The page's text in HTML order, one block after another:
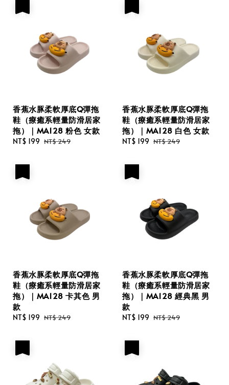
香蕉水豚柔軟厚底Q彈拖
鞋（療癒系輕量防滑居家
拖）｜MA128 粉色 女款
Sale
NT$ 199 Regular
NT$ 249
香蕉水豚柔軟厚底Q彈拖
鞋（療癒系輕量防滑居家
拖）｜MA128 白色 女款
Sale
NT$ 199 Regular
NT$ 249
香蕉水豚柔軟厚底Q彈拖
鞋（療癒系輕量防滑居家
拖）｜MA128 卡其色 男
款
Sale
NT$ 199 Regular
NT$ 249
香蕉水豚柔軟厚底Q彈拖
鞋（療癒系輕量防滑居家
拖）｜MA128 經典黑 男
款
Sale
NT$ 199 Regular
NT$ 249